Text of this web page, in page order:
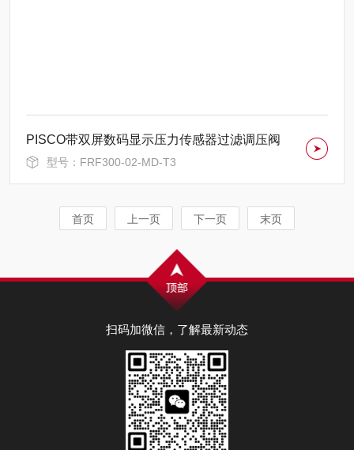
PISCO带双屏数码显示压力传感器过滤调压阀
型号：FRF300-02-MD-T3
首页 上一页 下一页 末页
扫码加微信，了解最新动态